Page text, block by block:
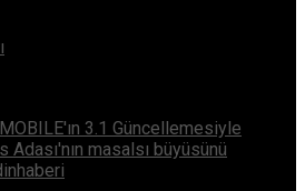
3.1 Güncellemesiyle
Adası'nın masalsı büyüsünü